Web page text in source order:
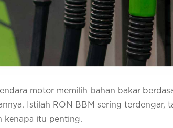
motor memilih bahan bakar
Istilah RON BBM sering terdengar,
kenapa itu penting.